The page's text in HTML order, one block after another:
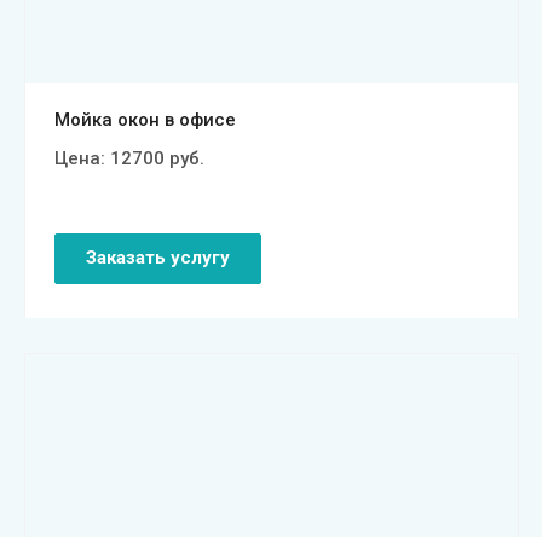
Мойка окон в офисе
Цена: 12700 руб.
Заказать услугу